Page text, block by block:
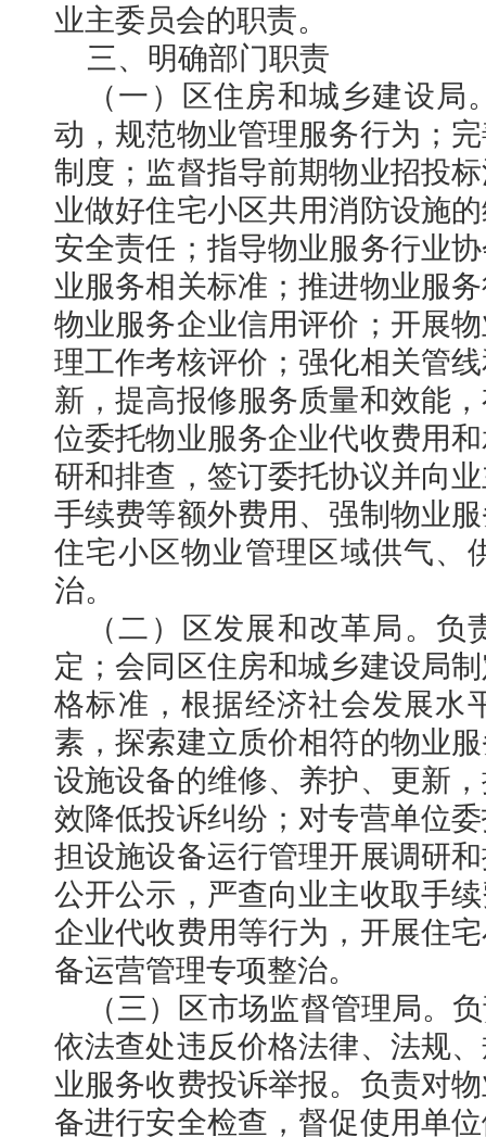
业主委员会的职责。
三、明确部门职责
（一）区住房和城乡建设
动，规范物业管理服务行为；
制度；监督指导前期物业招投
业做好住宅小区共用消防设施
安全责任；指导物业服务行业
业服务相关标准；推进物业服
物业服务企业信用评价；开展
理工作考核评价；强化相关管
新，提高报修服务质量和效能
位委托物业服务企业代收费用
研和排查，签订委托协议并向
手续费等额外费用、强制物业
住宅小区物业管理区域供气、
治。
（二）区发展和改革局。
定；会同区住房和城乡建设局
格标准，根据经济社会发展水
素，探索建立质价相符的物业
设施设备的维修、养护、更新
效降低投诉纠纷；对专营单位
担设施设备运行管理开展调研
公开公示，严查向业主收取手
企业代收费用等行为，开展住
备运营管理专项整治。
（三）区市场监督管理局。
依法查处违反价格法律、法规
业服务收费投诉举报。负责对
备进行安全检查，督促使用单